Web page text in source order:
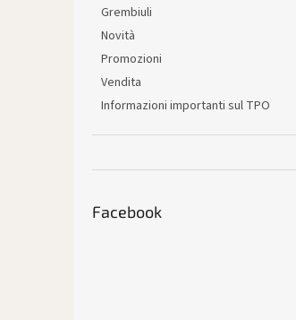
Grembiuli
Novità
Promozioni
Vendita
Informazioni importanti sul TPO
Facebook